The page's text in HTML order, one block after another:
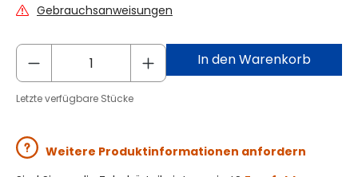
Gebrauchsanweisungen
In den Warenkorb
Letzte verfügbare Stücke
Weitere Produktinformationen anfordern